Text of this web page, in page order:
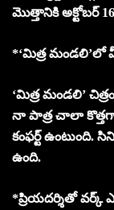
మొత్తానికి అక్టోబర్
*‘మిత్ర మండలి’లో
‘మిత్ర మండలి’
నా పాత్ర చాలా
కంఫర్ట్
ఉంది.
*ప్రియదర్శితో వర్క్